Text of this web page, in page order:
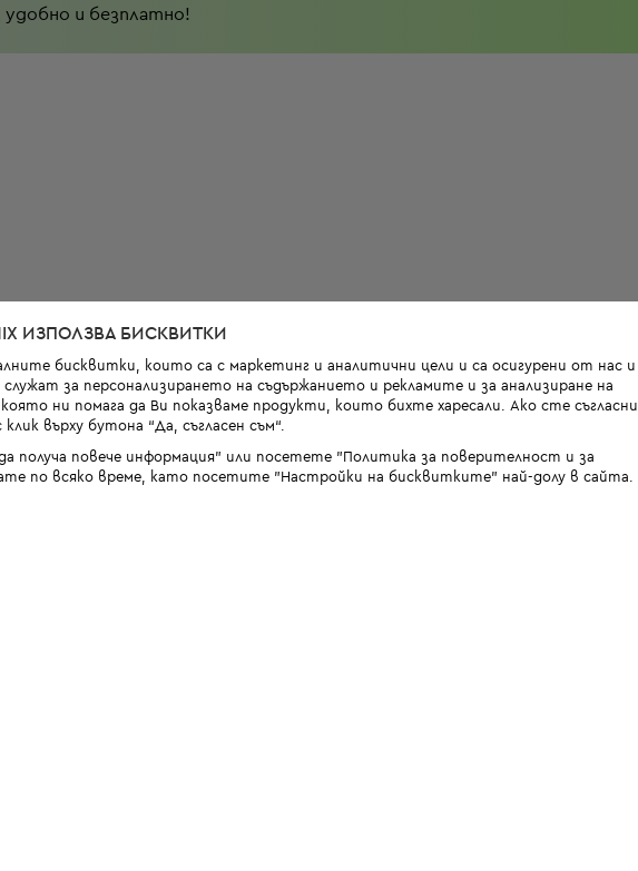
удобно и безплатно!
ИЗПОЛЗВА БИСКВИТКИ
бисквитки, които са с маркетинг и аналитични цели и са осигурени от нас и
за персонализирането на съдържанието и рекламите и за анализиране на
ни помага да Ви показваме продукти, които бихте харесали. Ако сте съгласни,
върху бутона “Да, съгласен съм“.
получа повече информация" или посетете "Политика за поверителност и за
по всяко време, като посетите "Настройки на бисквитките" най-долу в сайта.